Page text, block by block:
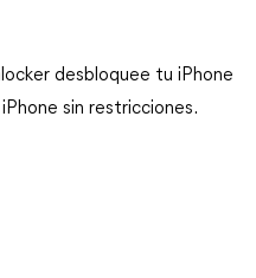
desbloquee tu iPhone
sin restricciones.